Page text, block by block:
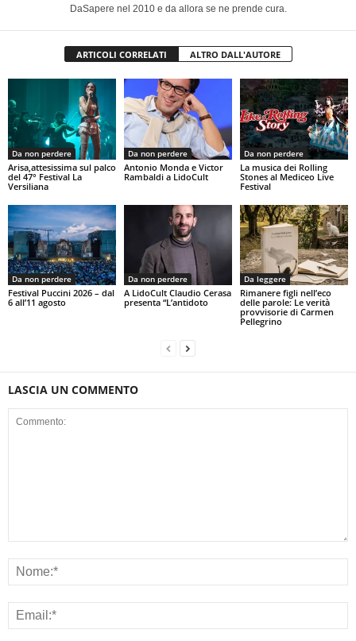
DaSapere nel 2010 e da allora se ne prende cura.
ARTICOLI CORRELATI ALTRO DALL'AUTORE
Da non perdere
Arisa,attesissima sul palco
del 47° Festival La
Versiliana
Da non perdere
Antonio Monda e Victor
Rambaldi a LidoCult
Da non perdere
La musica dei Rolling
Stones al Mediceo Live
Festival
Da non perdere
Festival Puccini 2026 – dal
6 all’11 agosto
Da non perdere
A LidoCult Claudio Cerasa
presenta “L’antidoto
Da leggere
Rimanere figli nell’eco
delle parole: Le verità
provvisorie di Carmen
Pellegrino
LASCIA UN COMMENTO